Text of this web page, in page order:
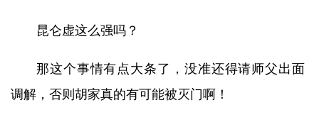
昆仑虚这么强吗？
那这个事情有点大条了，没准还得请师父出面
调解，否则胡家真的有可能被灭门啊！